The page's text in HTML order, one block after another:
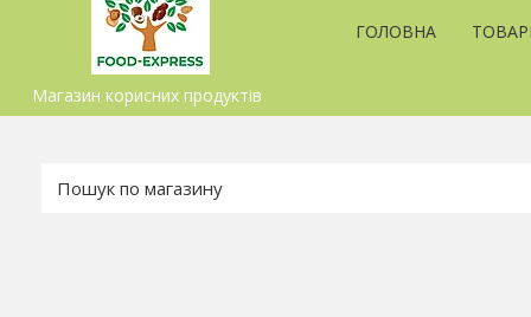
Магазин корисних продуктів
ГОЛОВНА